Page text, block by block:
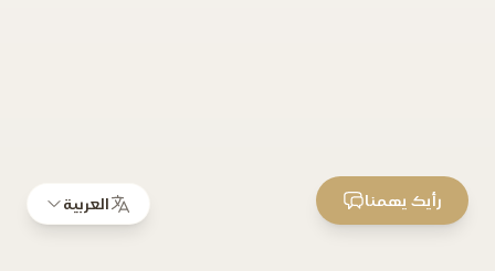
العربية رأيك يهمنا